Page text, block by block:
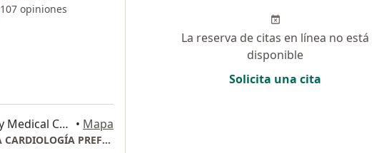
107 opiniones
Carrera 19a #82-85, Country Medical Center, Bogotá, Colombia, Bogotá • Mapa
ONLINE CORAZÓN: CONSULTA CARDIOLOGÍA PREFERENCIAL, PLAN MASTER CARDIOLOGÍA, TOTALCARDIO & DOLOR TORÁCICO.
La reserva de citas en línea no está
disponible
Solicita una cita